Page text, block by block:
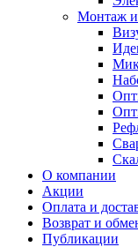
Монтаж
О компании
Акции
Оплата и
Возврат и
Публикации